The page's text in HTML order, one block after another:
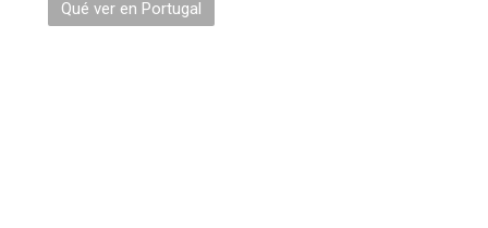
Qué ver en Portugal